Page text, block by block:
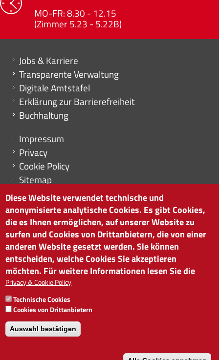
MO-FR: 8.30 - 12.15
(Zimmer 5.23 - 5.22B)
Mini menu di servizio
Jobs & Karriere
Transparente Verwaltung
Digitale Amtstafel
Erklärung zur Barrierefreiheit
Buchhaltung
Menu footer
Impressum
Privacy
Cookie Policy
Sitemap
Cookie-Einstellungen
HANDELSKAMMER BOZEN
Südtiroler Straße 60 | I-39100 Bozen
Tel. 0471 945 511 |info@handelskammer.bz.it
MwSt.-Nr.: 00376420212
INSTITUT FÜR WIRTSCHAFTSFÖRDERUNG
MwSt.-Nr.: 01716880214
Diese Website verwendet technische und
anonymisierte analytische Cookies. Es gibt Cookies,
die es Ihnen ermöglichen, auf unserer Website zu
surfen und Cookies von Drittanbietern, die von einer
anderen Website gesetzt werden. Sie können
entscheiden, welche Cookies Sie akzeptieren
möchten. Für weitere Informationen lesen Sie die
Privacy & Cookie Policy
Technische Cookies
Cookies von Drittanbietern
Auswahl bestätigen